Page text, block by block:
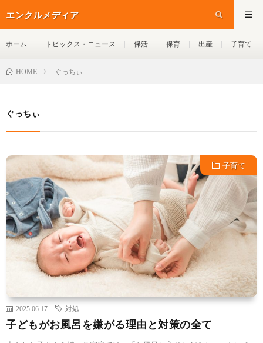
エンクルメディア
ホーム トピックス・ニュース 保活 保育 出産 子育て
HOME ぐっちぃ
ぐっちぃ
子育て
2025.06.17 対処
子どもがお風呂を嫌がる理由と対策の全て